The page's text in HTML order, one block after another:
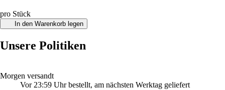
pro Stück
In den Warenkorb legen
Unsere Politiken
Morgen versandt
Vor 23:59 Uhr bestellt, am nächsten Werktag geliefert